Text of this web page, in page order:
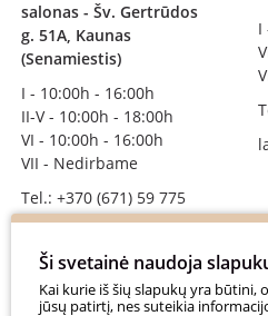
salonas - Šv. Gertrūdos
g. 51A, Kaunas
(Senamiestis)
I - 10:00h - 16:00h
II-V - 10:00h - 18:00h
VI - 10:00h - 16:00h
VII - Nedirbame
Tel.: +370 (671) 59 775
SEKITE MUS
I
Ši svetainė naudoja
Kai kurie iš šių slapukų yra būtini,
jūsų patirtį, nes suteikia